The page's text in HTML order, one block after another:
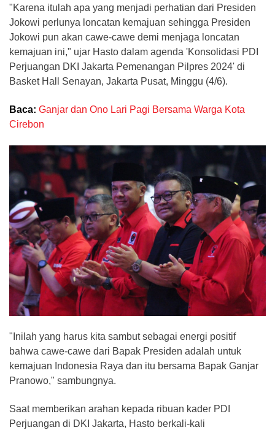
"Karena itulah apa yang menjadi perhatian dari Presiden
Jokowi perlunya loncatan kemajuan sehingga Presiden
Jokowi pun akan cawe-cawe demi menjaga loncatan
kemajuan ini," ujar Hasto dalam agenda 'Konsolidasi PDI
Perjuangan DKI Jakarta Pemenangan Pilpres 2024' di
Basket Hall Senayan, Jakarta Pusat, Minggu (4/6).
Baca: Ganjar dan Ono Lari Pagi Bersama Warga Kota
Cirebon
"Inilah yang harus kita sambut sebagai energi positif
bahwa cawe-cawe dari Bapak Presiden adalah untuk
kemajuan Indonesia Raya dan itu bersama Bapak Ganjar
Pranowo," sambungnya.
Saat memberikan arahan kepada ribuan kader PDI
Perjuangan di DKI Jakarta, Hasto berkali-kali